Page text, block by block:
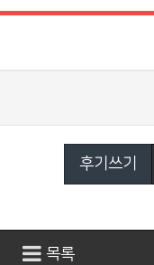
후기쓰기
목록